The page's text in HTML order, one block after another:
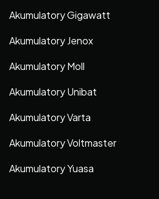
Akumulatory Gigawatt
Akumulatory Jenox
Akumulatory Moll
Akumulatory Unibat
Akumulatory Varta
Akumulatory Voltmaster
Akumulatory Yuasa